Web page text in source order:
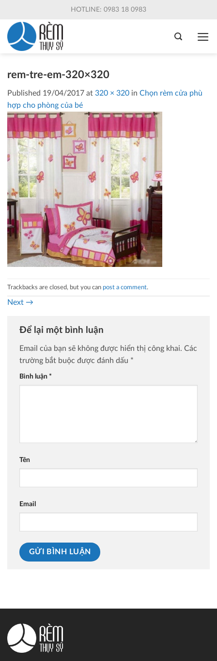
content
HOTLINE: 0983 18 0983
rem-tre-em-320×320
Published 19/04/2017 at 320 × 320 in Chọn rèm cửa phù
hợp cho phòng của bé
Trackbacks are closed, but you can post a comment.
Next →
Để lại một bình luận
Email của bạn sẽ không được hiển thị công khai. Các
trường bắt buộc được đánh dấu *
Bình luận *
Tên
Email